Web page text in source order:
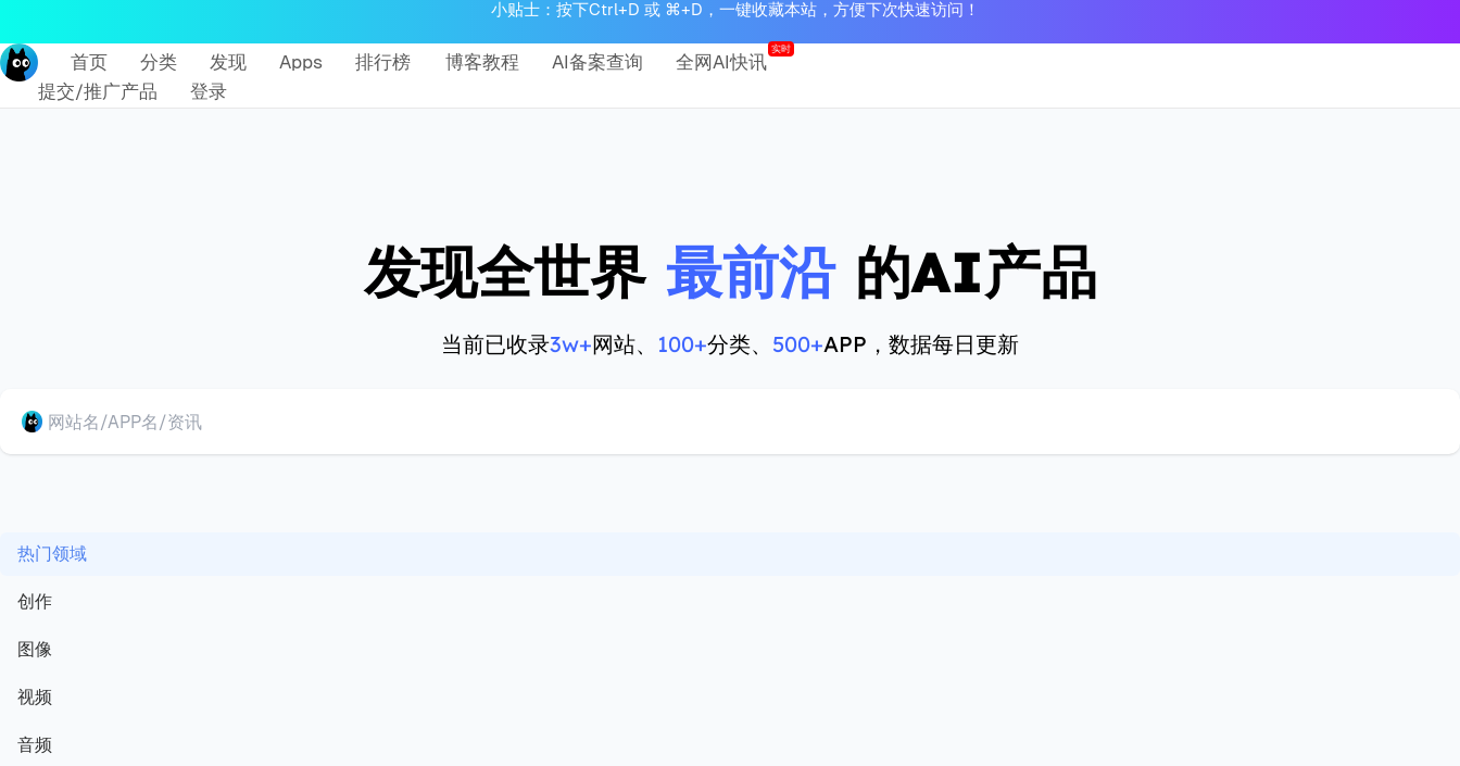
小贴士：按下Ctrl+D 或 ⌘+D，一键收藏本站，方便下次快速访问！
首页 分类 发现 Apps 排行榜 博客教程 AI备案查询 全网AI快讯
实时
提交/推广产品 登录
发现全世界 最前沿的AI产品
当前已收录3w+网站、 100+分类、 500+APP，数据每日更新
热门领域
创作
图像
视频
音频